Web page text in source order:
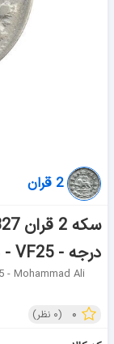
2 قران
درجه - VF25 - محمد علی شاه
- Mohammad Ali
۰ (۰ نظر)